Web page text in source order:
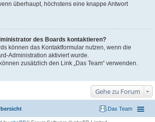
überhaupt, höchstens eine knappe Antwort
des Boards kontaktieren?
können das Kontaktformular nutzen, wenn die
Administration aktiviert wurde.
zusätzlich den Link „Das Team“ verwenden.
Gehe zu Forum
Das Team